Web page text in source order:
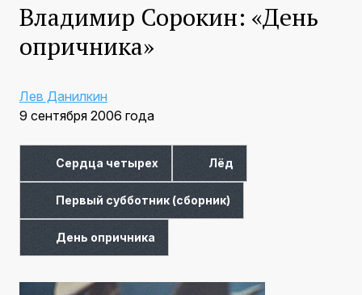
Владимир Сорокин: «День
опричника»
Лев Данилкин
9 сентября 2006 года
Сердца четырех Лёд
Первый субботник (сборник)
День опричника